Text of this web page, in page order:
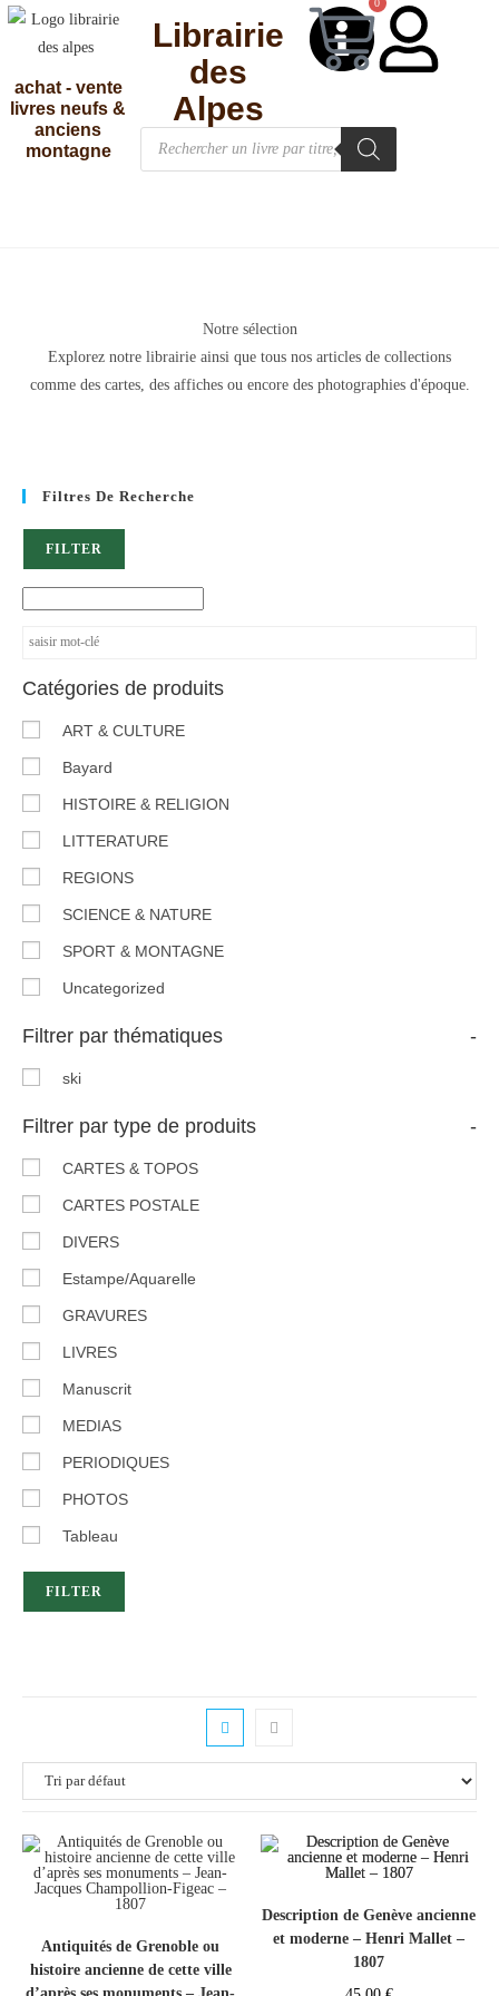
achat - vente
livres neufs &
anciens
montagne
0
Librairie
des
Alpes
Notre sélection
Explorez notre librairie ainsi que tous nos articles de collections
comme des cartes, des affiches ou encore des photographies d'époque.
Filtres De Recherche
FILTER
Catégories de produits
ART & CULTURE
Bayard
HISTOIRE & RELIGION
LITTERATURE
REGIONS
SCIENCE & NATURE
SPORT & MONTAGNE
Uncategorized
Filtrer par thématiques -
ski
Filtrer par type de produits -
CARTES & TOPOS
CARTES POSTALE
DIVERS
Estampe/Aquarelle
GRAVURES
LIVRES
Manuscrit
MEDIAS
PERIODIQUES
PHOTOS
Tableau
FILTER
Antiquités de Grenoble ou
histoire ancienne de cette ville
Description de Genève ancienne
et moderne – Henri Mallet –
1807